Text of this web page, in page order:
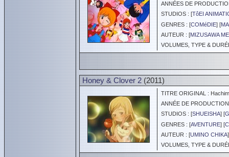
ANNÉES DE
STUDIOS : [TôEI
GENRES : [COMéDIE] [
AUTEUR : [MIZUSAWA
VOLUMES, TYPE &
Honey & Clover 2 (2011)
TITRE ORIGINAL :
ANNÉE DE
STUDIOS : [SHUEISHA] [
GENRES : [AVENTURE] [
AUTEUR : [UMINO CHIKA]
VOLUMES, TYPE &